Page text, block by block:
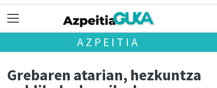
AZPEITIA
Grebaren atarian, hezkuntza